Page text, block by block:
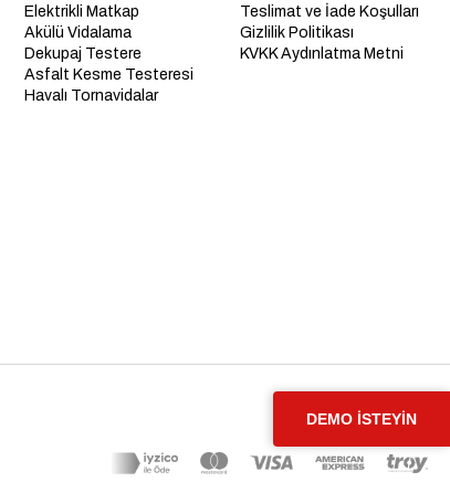
Elektrikli Matkap
Akülü Vidalama
Dekupaj Testere
Asfalt Kesme Testeresi
Havalı Tornavidalar
Teslimat ve İade Koşulları
Gizlilik Politikası
KVKK Aydınlatma Metni
DEMO İSTEYİN